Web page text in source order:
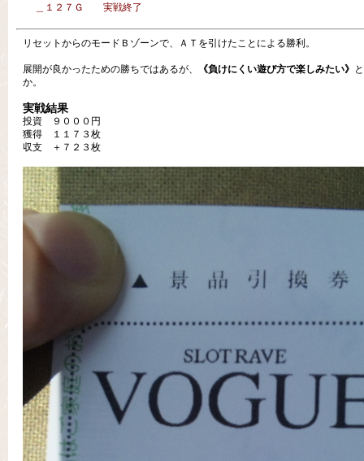
＿１２７Ｇ 実戦終了
リセットからのモードＢゾーンで、ＡＴを引けたことによる勝利。
展開が良かったための勝ちではあるが、 《負けにくい遊び方で楽しみたい》
か。
実戦結果
投資 ９０００円
獲得 １１７３枚
収支 ＋７２３枚